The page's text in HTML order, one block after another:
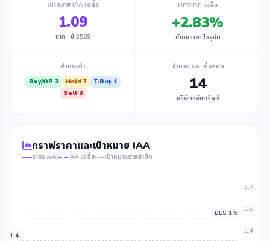
เป้าหมาย IAA เฉลี่ย
1.09
บาท · ปี 2569
UPSIDE เฉลี่ย
+2.83%
เทียบราคาปัจจุบัน
คำแนะนำ
Buy/OP 3
Hold 7
T.Buy 1
Sell 3
จำนวน บล. ทั้งหมด
14
บริษัทหลักทรัพย์
กราฟราคาและเป้าหมาย IAA
ราคา AAV IAA เฉลี่ย เป้าหมายรายสำนัก
1.7
1.6
1.4
1.4
BLS 1.5